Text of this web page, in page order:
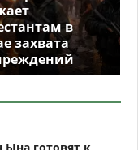
в
захвата